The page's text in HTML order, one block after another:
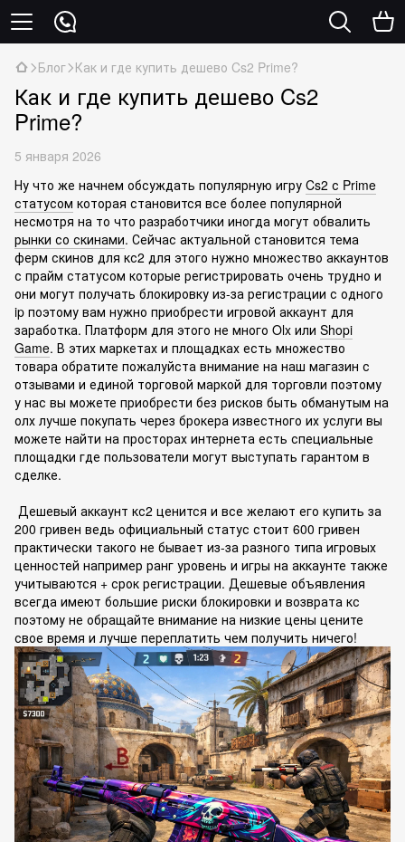
Блог Как и где купить дешево Cs2 Prime?
Как и где купить дешево Cs2
Prime?
5 января 2026
Ну что же начнем обсуждать популярную игру Cs2 с Prime
статусом которая становится все более популярной
несмотря на то что разработчики иногда могут обвалить
рынки со скинами. Сейчас актуальной становится тема
ферм скинов для кс2 для этого нужно множество аккаунтов
с прайм статусом которые регистрировать очень трудно и
они могут получать блокировку из-за регистрации с одного
ip поэтому вам нужно приобрести игровой аккаунт для
заработка. Платформ для этого не много Olx или Shopi
Game. В этих маркетах и площадках есть множество
товара обратите пожалуйста внимание на наш магазин с
отзывами и единой торговой маркой для торговли поэтому
у нас вы можете приобрести без рисков быть обманутым на
олх лучше покупать через брокера известного их услуги вы
можете найти на просторах интернета есть специальные
площадки где пользователи могут выступать гарантом в
сделке.
Дешевый аккаунт кс2 ценится и все желают его купить за
200 гривен ведь официальный статус стоит 600 гривен
практически такого не бывает из-за разного типа игровых
ценностей например ранг уровень и игры на аккаунте также
учитываются + срок регистрации. Дешевые объявления
всегда имеют большие риски блокировки и возврата кс
поэтому не обращайте внимание на низкие цены цените
свое время и лучше переплатить чем получить ничего!